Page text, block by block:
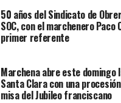
50 años del Sindicato de
SOC, con el marchenero Paco
primer referente
Marchena abre este domingo
Santa Clara con una
misa del Jubileo franciscano